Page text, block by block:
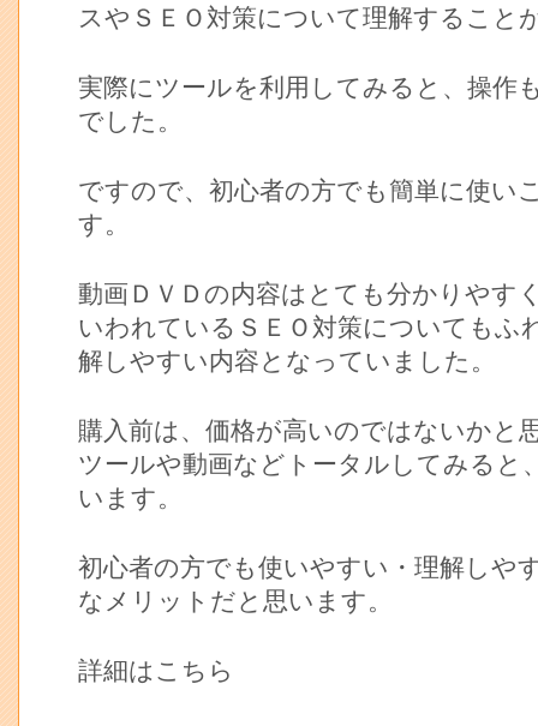
スやＳＥＯ対策について理解すること
実際にツールを利用してみると、操作
でした。
ですので、初心者の方でも簡単に使い
す。
動画ＤＶＤの内容はとても分かりやす
いわれているＳＥＯ対策についてもふ
解しやすい内容となっていました。
購入前は、価格が高いのではないかと
ツールや動画などトータルしてみると
います。
初心者の方でも使いやすい・理解しや
なメリットだと思います。
詳細はこちら